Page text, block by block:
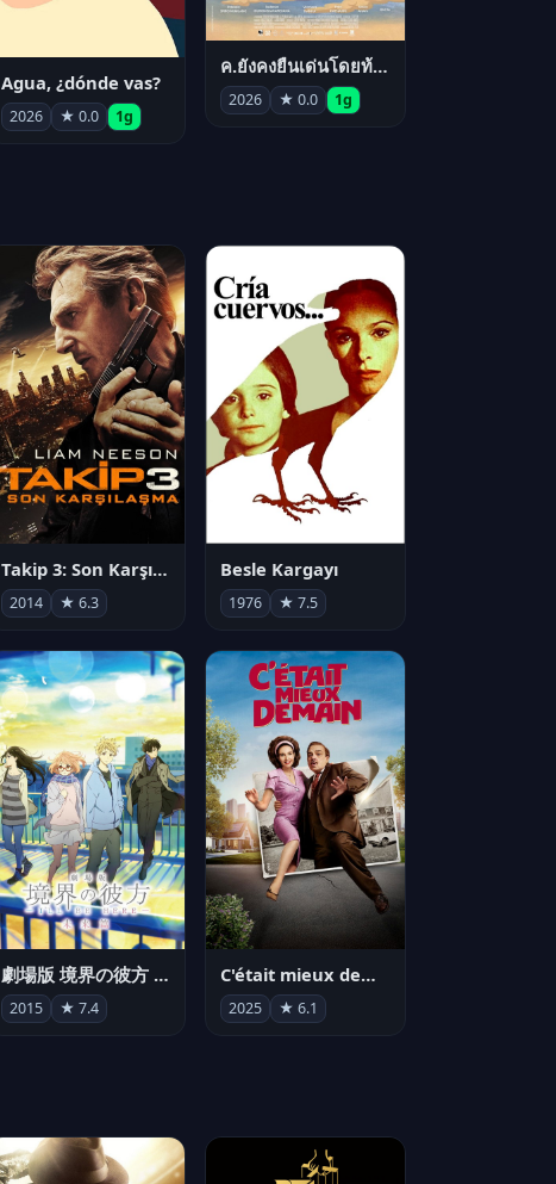
Agua, ¿dónde vas?
2026 ★ 0.0 1g
ค.ยังคงยืนเด่นโดยท้าทาย
2026 ★ 0.0 1g
Takip 3: Son Karşılaşma
2014 ★ 6.3
Besle Kargayı
1976 ★ 7.5
劇場版 境界の彼方 -I'll Be Here- 未来篇
2015 ★ 7.4
C'était mieux demain
2025 ★ 6.1